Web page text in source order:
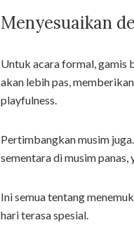
Menyesuaikan
Untuk acara formal, gamis
akan lebih pas,
playfulness.
Pertimbangkan musim
sementara di musim
Ini semua tentang
hari terasa spesial.